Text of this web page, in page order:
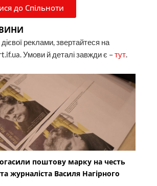
до Спільноти
реклами, звертайтеся на
Умови й деталі завжди є –тут.
поштову марку на честь
журналіста Василя Нагірного